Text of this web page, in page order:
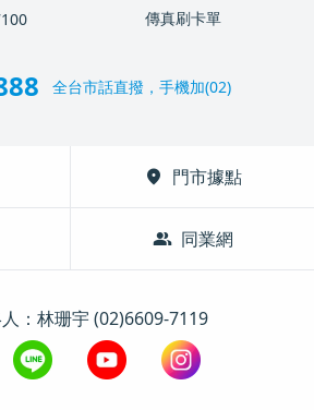
傳真刷卡單
全台市話直撥，手機加(02)
location_on 門市據點
group 同業網
：林珊宇 (02)6609-7119